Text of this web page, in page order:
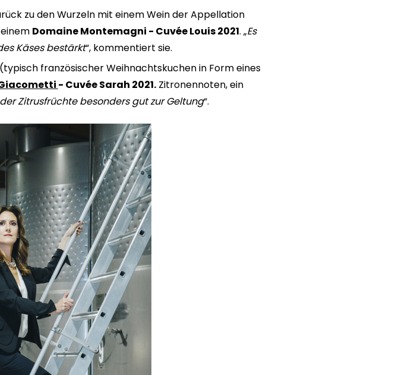
zu den Wurzeln mit einem Wein der Appellation
Domaine Montemagni - Cuvée Louis 2021. „Es
Käses bestärkt“, kommentiert sie.
französischer Weihnachtskuchen in Form eines
- Cuvée Sarah 2021.Zitronennoten, ein
Zitrusfrüchte besonders gut zur Geltung“.